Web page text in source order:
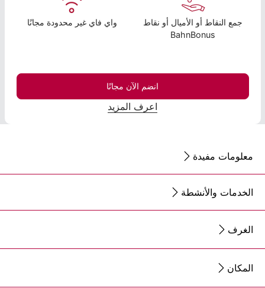
جمع النقاط أو الأميال أو نقاط
BahnBonus
واي فاي غير محدودة مجانًا
انضم الآن مجانًا
اعرف المزيد
معلومات مفيدة
الخدمات والأنشطة
الغرف
المكان